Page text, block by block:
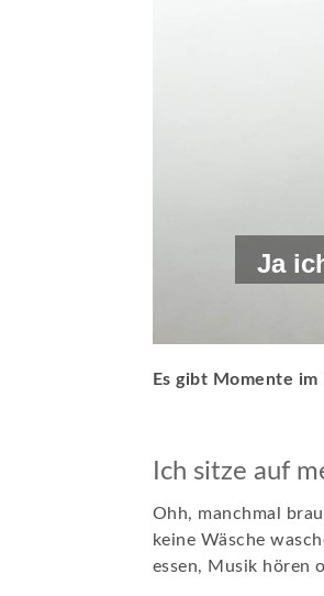
Ja
Es gibt Momente
Ich sitze auf
Ohh, manchmal
keine Wäsche
essen, Musik hören